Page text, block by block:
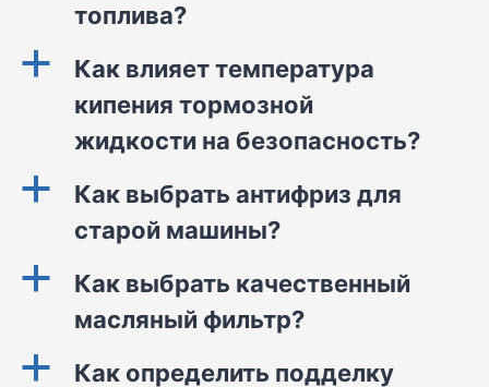
топлива?
a
Как влияет температура
кипения тормозной
жидкости на безопасность?
a
Как выбрать антифриз для
старой машины?
a
Как выбрать качественный
масляный фильтр?
a
Как определить подделку